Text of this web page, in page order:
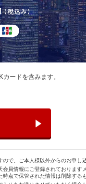
ードを含みます。
で、ご本人様以外からのお申し
員情報にご登録されております
点で保管された情報は削除する